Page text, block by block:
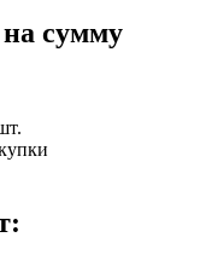
на сумму